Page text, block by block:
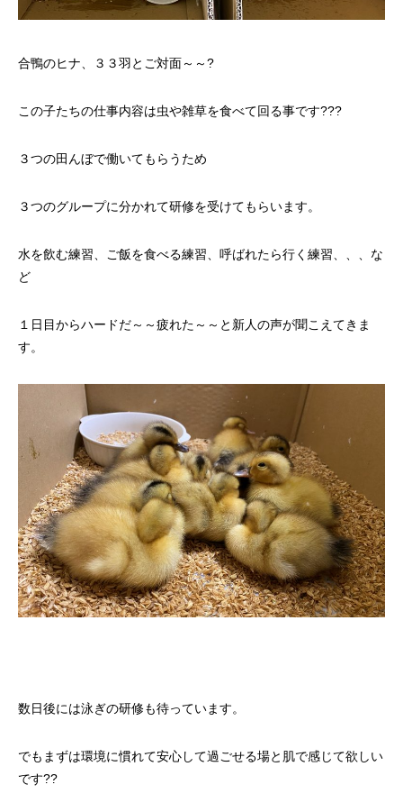
合鴨のヒナ、３３羽とご対面～～?
この子たちの仕事内容は虫や雑草を食べて回る事です???
３つの田んぼで働いてもらうため
３つのグループに分かれて研修を受けてもらいます。
水を飲む練習、ご飯を食べる練習、呼ばれたら行く練習、、、な
ど
１日目からハードだ～～疲れた～～と新人の声が聞こえてきま
す。
数日後には泳ぎの研修も待っています。
でもまずは環境に慣れて安心して過ごせる場と肌で感じて欲しい
です??